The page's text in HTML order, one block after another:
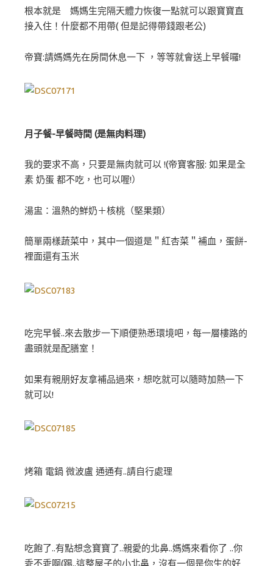
根本就是 媽媽生完隔天體力恢復一點就可以跟寶寶直
接入住！什麼都不用帶( 但是記得帶錢跟老公)
帝寶:請媽媽先在房間休息一下 ，等等就會送上早餐囉!
月子餐-早餐時間 (是無肉料理)
我的要求不高，只要是無肉就可以 !(帝寶客服: 如果是全
素 奶蛋 都不吃，也可以喔!）
湯盅：溫熱的鮮奶＋核桃（堅果類）
簡單兩樣蔬菜中，其中一個道是＂紅杏菜＂補血，蛋餅-
裡面還有玉米
吃完早餐..來去散步一下順便熟悉環境吧，每一層樓路的
盡頭就是配膳室！
如果有親朋好友拿補品過來，想吃就可以隨時加熱一下
就可以!
烤箱 電鍋 微波盧 通通有..請自行處理
吃飽了..有點想念寶寶了..親愛的北鼻..媽媽來看你了 ..你
乖不乖啊(踢..這整屋子的小北鼻，沒有一個是你生的好